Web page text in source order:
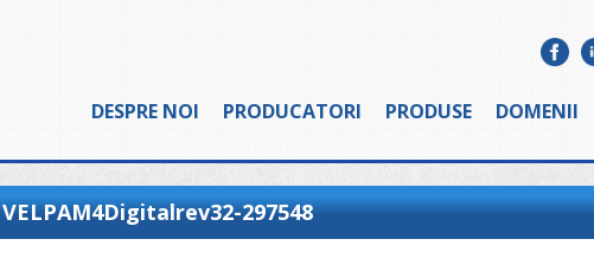
DESPRE NOI PRODUCATORI PRODUSE DOMENII
VELPAM4Digitalrev32-297548